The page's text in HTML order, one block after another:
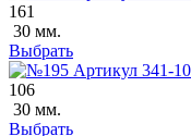
161
30 мм.
Выбрать
106
30 мм.
Выбрать